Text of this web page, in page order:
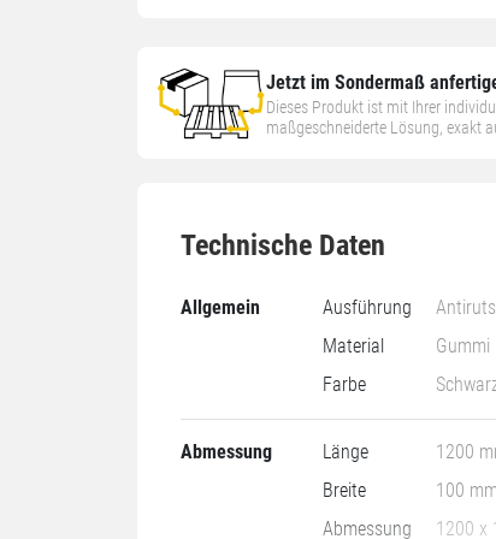
Jetzt im Sondermaß
Dieses Produkt ist mit Ihrer
maßgeschneiderte Lösung, exakt
Technische Daten
Allgemein Ausführung
Material
Gummi
Farbe
Abmessung Länge
1200
Breite
100 mm
Abmessung
1200 x